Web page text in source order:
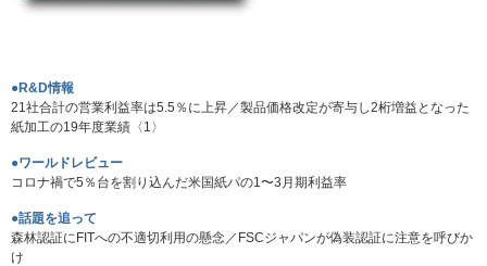
●R&D情報
21社合計の営業利益率は5.5％に上昇／製品価格改定が寄与し2桁増益となった
紙加工の19年度業績〈1〉
●ワールドレビュー
コロナ禍で5％台を割り込んだ米国紙パの1〜3月期利益率
●話題を追って
森林認証にFITへの不適切利用の懸念／FSCジャパンが偽装認証に注意を呼びか
け